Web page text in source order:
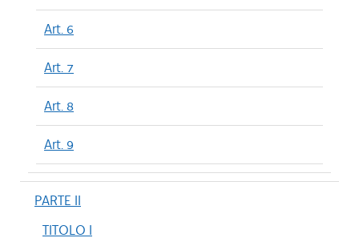
Art. 6
Art. 7
Art. 8
Art. 9
PARTE II
TITOLO I